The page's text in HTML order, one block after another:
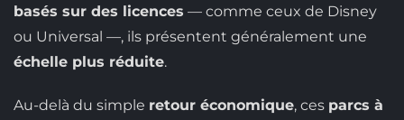
basés sur des licences — comme ceux de Disney
ou Universal —, ils présentent généralement une
échelle plus réduite.
Au-delà du simple retour économique, ces parcs à